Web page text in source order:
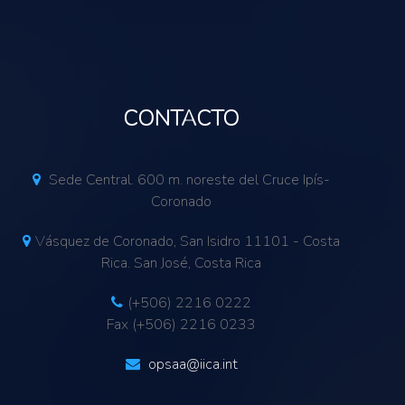
CONTACTO
Sede Central. 600 m. noreste del Cruce Ipís-
Coronado
Vásquez de Coronado, San Isidro 11101 - Costa
Rica. San José, Costa Rica
(+506) 2216 0222
Fax (+506) 2216 0233
opsaa@iica.int